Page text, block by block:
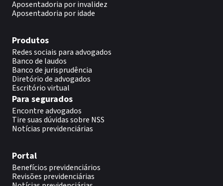
Aposentadoria por invalidez
Aposentadoria por idade
Produtos
Redes sociais para advogados
Banco de laudos
Banco de jurisprudência
Diretório de advogados
Escritório virtual
Para segurados
Encontre advogados
Tire suas dúvidas sobre NSS
Notícias previdenciárias
Portal
Benefícios previdenciários
Revisões previdenciárias